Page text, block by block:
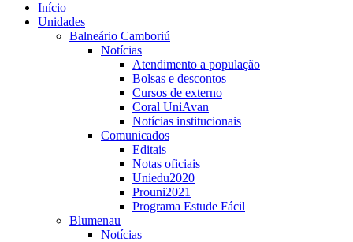
Início
Unidades
Balneário Camboriú
Notícias
Atendimento a população
Bolsas e descontos
Cursos de externo
Coral UniAvan
Notícias institucionais
Comunicados
Editais
Notas oficiais
Uniedu2020
Prouni2021
Programa Estude Fácil
Blumenau
Notícias